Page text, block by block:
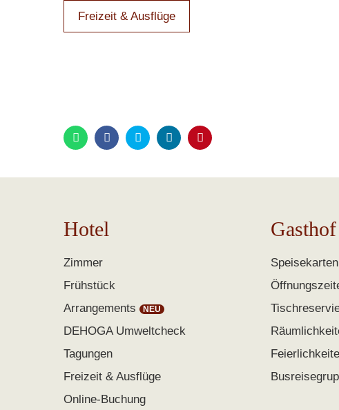
Freizeit & Ausflüge
Hotel
Zimmer
Frühstück
Arrangements
DEHOGA Umweltcheck
Tagungen
Freizeit & Ausflüge
Online-Buchung
Gasthof